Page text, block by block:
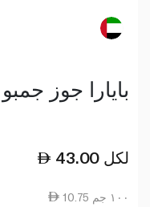
بايارا جوز جمبو 400 غرام
43.00 لكل
10.75 ١٠٠ جم